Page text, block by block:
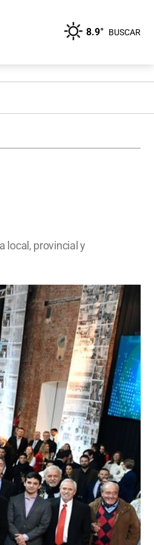
8.9° BUSCAR
local, provincial y